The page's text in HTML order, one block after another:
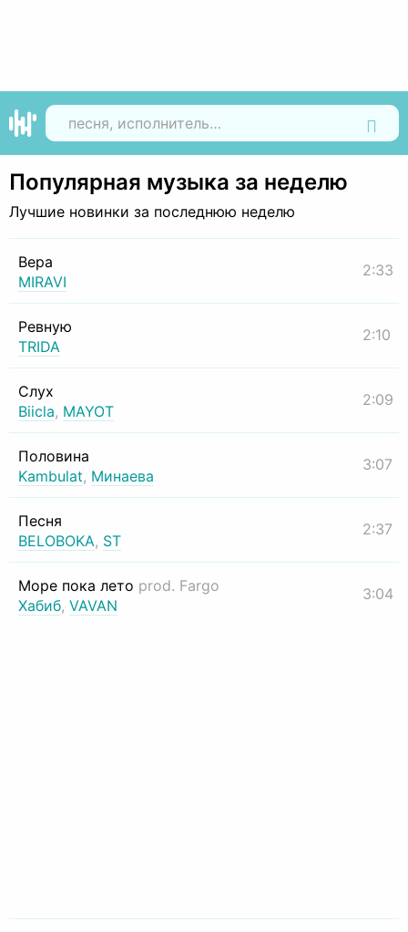
Популярная музыка за неделю
Лучшие новинки за последнюю неделю
Вера
MIRAVI
2:33
Ревную
TRIDA
2:10
Слух
Biicla, MAYOT
2:09
Половина
Kambulat, Минаева
3:07
Песня
BELOBOKA, ST
2:37
Море пока лето prod. Fargo
Хабиб, VAVAN
3:04